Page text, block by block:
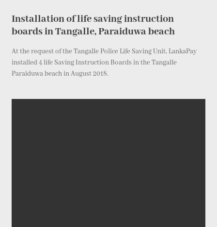
Installation of life saving instruction
boards in Tangalle, Paraiduwa beach
At the request of the Tangalle Police Life Saving Unit, LankaPay
installed 4 life Saving Instruction Boards in the Tangalle
Paraiduwa beach in August 2018.